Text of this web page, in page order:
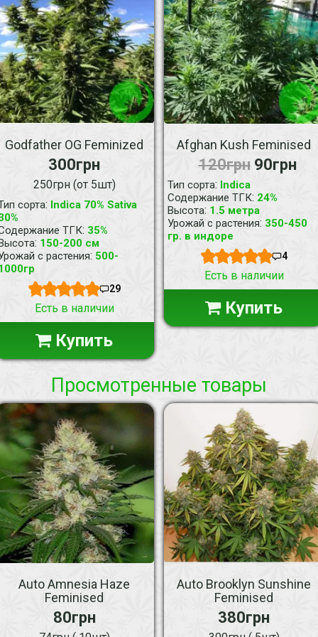
Godfather OG Feminized
300грн
250грн (от 5шт)
сорта: Indica 70% Sativa
ТГК: 35%
: 150-200 см
с растения: 500-
29
Есть в наличии
Купить
Afghan Kush Feminised
120грн 90грн
Тип сорта: Indica
Содержание ТГК: 24%
Высота: 1.5 метра
Урожай с растения: 350-450
гр. в индоре
4
Есть в наличии
Купить
Просмотренные товары
Auto Amnesia Haze
Feminised
80грн
Auto Brooklyn Sunshine
Feminised
380грн